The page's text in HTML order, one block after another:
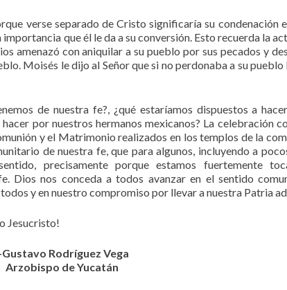
verse separado de Cristo significaría su condenación
que él le da a su conversión. Esto recuerda la
amenazó con aniquilar a su pueblo por sus pecados y
Moisés le dijo al Señor que si no perdonaba a su
de nuestra fe?, ¿qué estaríamos dispuestos a
por nuestros hermanos mexicanos? La celebración
y el Matrimonio realizados en los templos de la
de nuestra fe, que para algunos, incluyendo a
precisamente porque estamos fuertemente
Dios nos conceda a todos avanzar en el sentido
y en nuestro compromiso por llevar a nuestra Patria
Jesucristo!
Rodríguez Vega
Arzobispo de Yucatán